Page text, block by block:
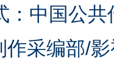
中国公共
作采编部/